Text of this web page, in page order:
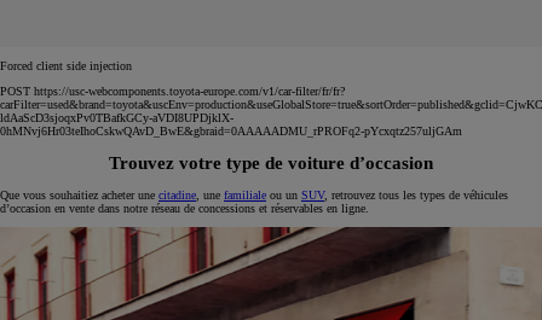
Forced client side injection
POST https://usc-webcomponents.toyota-europe.com/v1/car-filter/fr/fr?
ldAaScD3sjoqxPv0TBafkGCy-aVDI8UPDjklX-
0hMNvj6Hr03teIhoCskwQAvD_BwE&gbraid=0AAAAADMU_rPROFq2-pYcxqtz257uljGAm
Trouvez votre type de voiture d’occasion
Que vous souhaitiez acheter une citadine , une familiale ou un SUV, retrouvez tous les types de véhicules
d’occasion en vente dans notre réseau de concessions et réservables en ligne.